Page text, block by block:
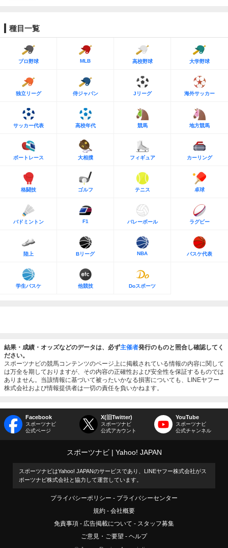
種目一覧
プロ野球 MLB 高校野球 大学野球
独立リーグ 侍ジャパン Jリーグ 海外サッカー
サッカー代表 高校年代 競馬 地方競馬
ボートレース 大相撲 フィギュア カーリング
格闘技 ゴルフ テニス 卓球
バドミントン F1 バレーボール ラグビー
陸上 Bリーグ NBA バスケ代表
学生バスケ 他競技 Doスポーツ
結果・成績・オッズなどのデータは、必ず主催者発行のものと照合し確認してく
ださい。
スポーツナビの競馬コンテンツのページ上に掲載されている情報の内容に関して
は万全を期しておりますが、その内容の正確性および安全性を保証するものでは
ありません。当該情報に基づいて被ったいかなる損害についても、LINEヤフー
株式会社および情報提供者は一切の責任を負いかねます。
Facebook
スポーツナビ
公式ページ
X(旧Twitter)
スポーツナビ
公式アカウント
YouTube
スポーツナビ
公式チャンネル
スポーツナビ Yahoo! JAPAN
スポーツナビはYahoo! JAPANのサービスであり、LINEヤフー株式会社がス
ポーツナビ株式会社と協力して運営しています。
プライバシーポリシー
プライバシーセンター
規約
会社概要
免責事項
広告掲載について
スタッフ募集
ご意見・ご要望
ヘルプ